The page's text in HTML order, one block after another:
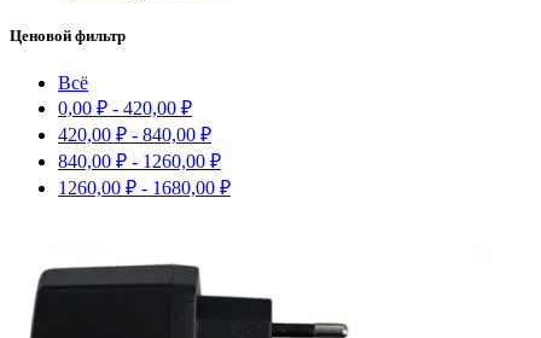
Ценовой фильтр
Всё
0,00 ₽ - 420,00 ₽
420,00 ₽ - 840,00 ₽
840,00 ₽ - 1260,00 ₽
1260,00 ₽ - 1680,00 ₽